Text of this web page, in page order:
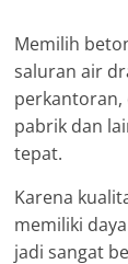
Memilih
saluran air
perkantoran,
pabrik dan
tepat.
Karena
memiliki
jadi sangat